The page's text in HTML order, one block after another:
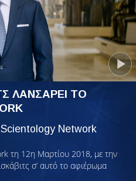
ΛΑΝΣΑΡΕΙ ΤΟ
Network
τη 12η Μαρτίου 2018, με την
σ’ αυτό το αφιέρωμα